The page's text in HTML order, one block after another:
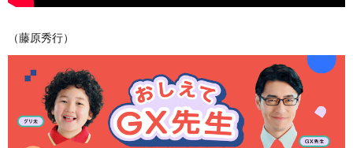
（藤原秀行）